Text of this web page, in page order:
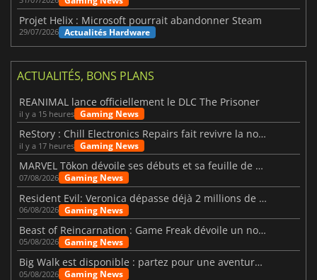
Projet Helix : Microsoft pourrait abandonner Steam
29/07/2026 Actualités Hardware
ACTUALITÉS, BONS PLANS
REANIMAL lance officiellement le DLC The Prisoner
il y a 15 heures Gaming News
ReStory : Chill Electronics Repairs fait revivre la nostalgie des années 2000
il y a 17 heures Gaming News
MARVEL Tōkon dévoile ses débuts et sa feuille de route
07/08/2026 Gaming News
Resident Evil: Veronica dépasse déjà 2 millions de wishlists
06/08/2026 Gaming News
Beast of Reincarnation : Game Freak dévoile un nouveau pari
05/08/2026 Gaming News
Big Walk est disponible : partez pour une aventure entre amis
05/08/2026 Gaming News